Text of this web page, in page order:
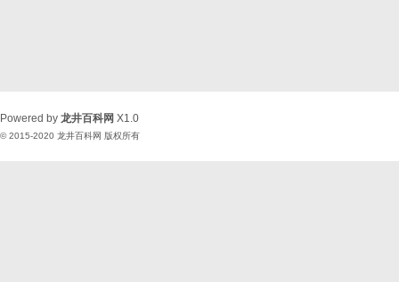
Powered by 龙井百科网 X1.0
© 2015-2020 龙井百科网 版权所有